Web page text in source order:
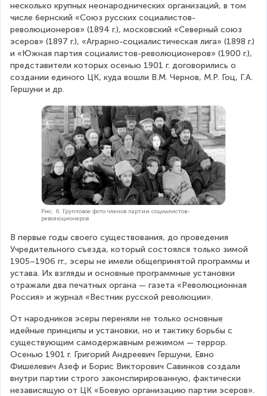
несколько крупных неонароднических организаций, в том
числе бернский «Союз русских социалистов-
революционеров» (1894 г.), московский «Северный союз
эсеров» (1897 г.), «Аграрно-социалистическая лига» (1898 г.)
и «Южная партия социалистов-революционеров» (1900 г.),
представители которых осенью 1901 г. договорились о
создании единого ЦК, куда вошли В.М. Чернов, М.Р. Гоц, Г.А.
Гершуни и др.
Рис. 6. Групповое фото членов партии социалистов-
революционеров
В первые годы своего существования, до проведения
Учредительного съезда, который состоялся только зимой
1905–1906 гг., эсеры не имели общепринятой программы и
устава. Их взгляды и основные программные установки
отражали два печатных органа — газета «Революционная
Россия» и журнал «Вестник русской революции».
От народников эсеры переняли не только основные
идейные принципы и установки, но и тактику борьбы с
существующим самодержавным режимом — террор.
Осенью 1901 г. Григорий Андреевич Гершуни, Евно
Фишелевич Азеф и Борис Викторович Савинков создали
внутри партии строго законспирированную, фактически
независящую от ЦК «Боевую организацию партии эсеров».